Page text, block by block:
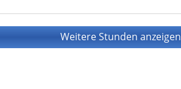
Weitere Stunden anzeigen